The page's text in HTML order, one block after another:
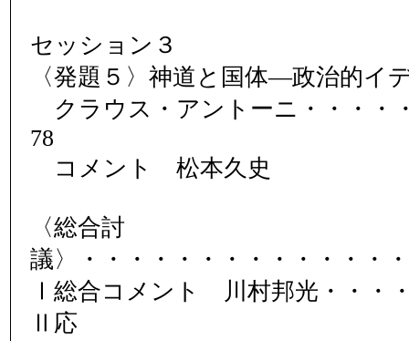
セッション３
〈発題５〉神道と国体―政治的
クラウス・アントーニ・・・・
78
コメント 松本久史
〈総合討
議〉・・・・・・・・・・・・・
Ⅰ総合コメント 川村邦光・・・
Ⅱ応